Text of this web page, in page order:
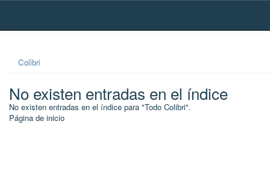
Skip
Colibri
No existen entradas en el índice
No existen entradas en el índice para "Todo Colibri".
Página de inicio